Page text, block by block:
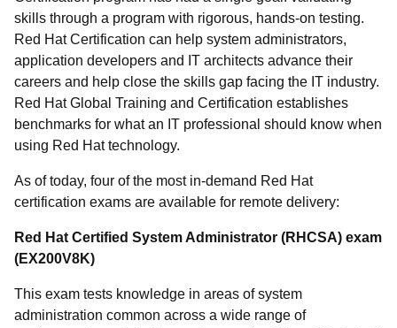
skills through a program with rigorous, hands-on testing.
Red Hat Certification can help system administrators,
application developers and IT architects advance their
careers and help close the skills gap facing the IT industry.
Red Hat Global Training and Certification establishes
benchmarks for what an IT professional should know when
using Red Hat technology.
As of today, four of the most in-demand Red Hat
certification exams are available for remote delivery:
Red Hat Certified System Administrator (RHCSA) exam
(EX200V8K)
This exam tests knowledge in areas of system
administration common across a wide range of